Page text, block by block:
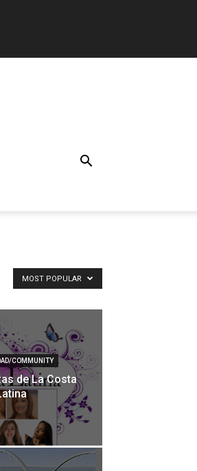
MOST POPULAR
COMMUNITY
de La Costa